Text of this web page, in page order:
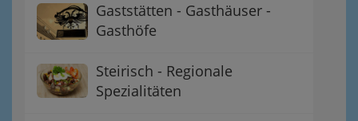
Gaststätten - Gasthäuser -
Gasthöfe
Steirisch - Regionale
Spezialitäten